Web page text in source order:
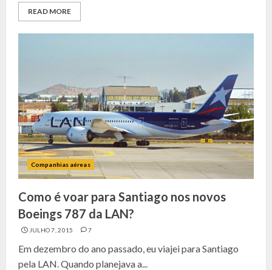
READ MORE
Companhias aéreas
Como é voar para Santiago nos novos
Boeings 787 da LAN?
JULHO 7, 2015 7
Em dezembro do ano passado, eu viajei para Santiago
pela LAN. Quando planejava a...